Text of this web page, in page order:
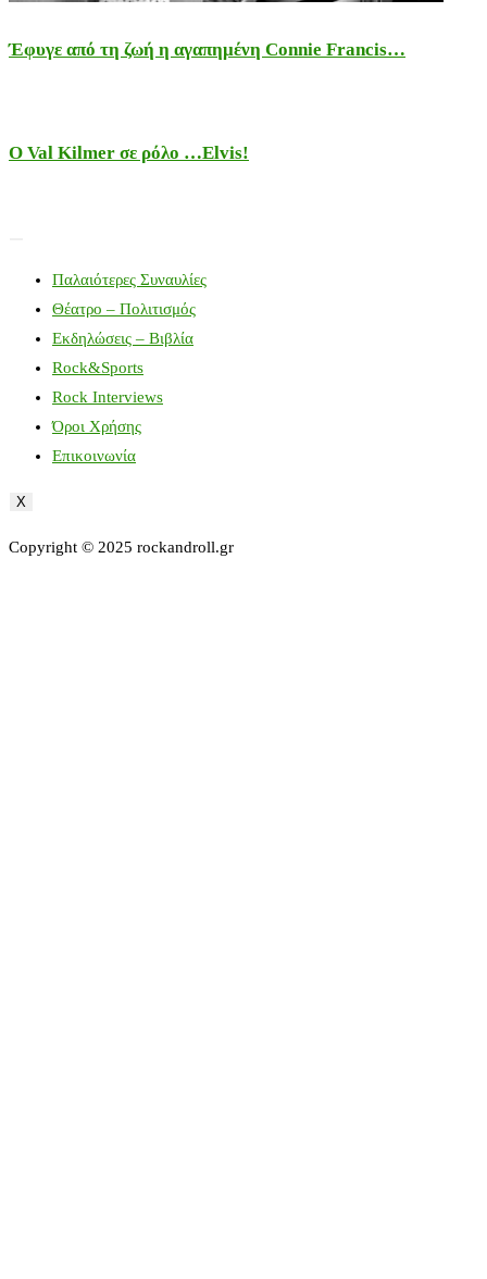
Έφυγε από τη ζωή η αγαπημένη Connie Francis…
Ο Val Kilmer σε ρόλο …Elvis!
Παλαιότερες Συναυλίες
Θέατρο – Πολιτισμός
Εκδηλώσεις – Βιβλία
Rock&Sports
Rock Interviews
Όροι Χρήσης
Επικοινωνία
X
Copyright © 2025 rockandroll.gr